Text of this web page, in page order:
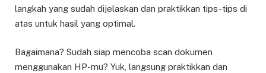
langkah yang sudah dijelaskan dan praktikkan tips-tips di
atas untuk hasil yang optimal.
Bagaimana? Sudah siap mencoba scan dokumen
menggunakan HP-mu? Yuk, langsung praktikkan dan